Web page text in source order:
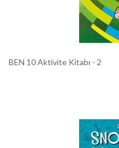
BEN 10 Aktivite Kitabı - 2